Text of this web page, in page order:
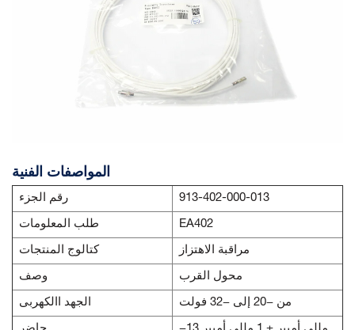
المواصفات الفنية
رقم الجزء 913-402-000-013
طلب المعلومات EA402
كتالوج المنتجات مراقبة الاهتزاز
وصف محول القرب
الجهد االكهربى من −20 إلى −32 فولت